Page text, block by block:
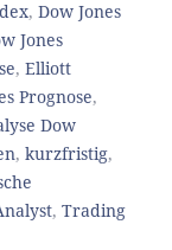
, Dow Jones
Jones
, Elliott
Prognose,
Dow
, kurzfristig,
, Trading